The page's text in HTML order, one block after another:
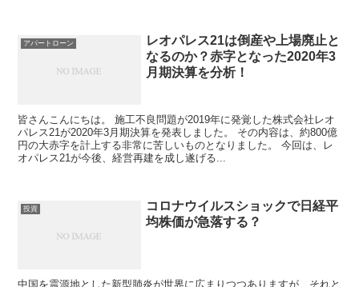
アパートローン
レオパレス21は倒産や上場廃止と
なるのか？赤字となった2020年3
月期決算を分析！
皆さんこんにちは。 施工不良問題が2019年に発覚した株式会社レオ
パレス21が2020年3月期決算を発表しました。 その内容は、約800億
円の大赤字を計上する非常に苦しいものとなりました。 今回は、レ
オパレス21が今後、経営再建を成し遂げる...
投資
コロナウイルスショックで日経平
均株価が急落する？
中国を震源地とした新型肺炎が世界に広まりつつありますが、それと